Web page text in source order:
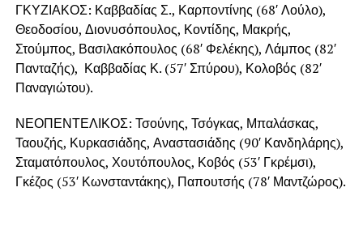
ΓΚΥΖΙΑΚΟΣ: Καββαδίας Σ., Καρποντίνης (68′ Λούλο),
Θεοδοσίου, Διονυσόπουλος, Κοντίδης, Μακρής,
Στούμπος, Βασιλακόπουλος (68′ Φελέκης), Λάμπος (82′
Πανταζής), Καββαδίας Κ. (57′ Σπύρου), Κολοβός (82′
Παναγιώτου).
ΝΕΟΠΕΝΤΕΛΙΚΟΣ: Τσούνης, Τσόγκας, Μπαλάσκας,
Ταουζής, Κυρκασιάδης, Αναστασιάδης (90′ Κανδηλάρης),
Σταματόπουλος, Χουτόπουλος, Κοβός (53′ Γκρέμσι),
Γκέζος (53′ Κωνσταντάκης), Παπουτσής (78′ Μαντζώρος).